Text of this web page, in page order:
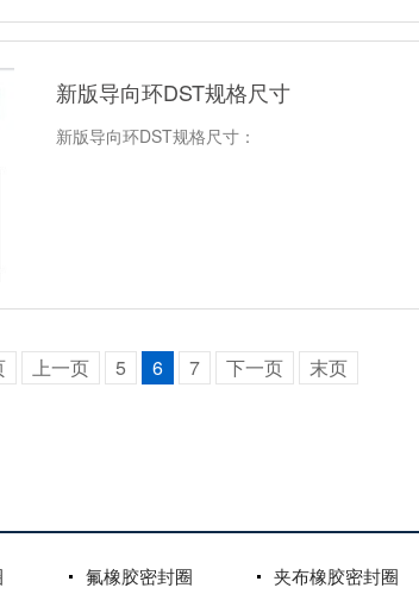
新版导向环DST规格尺寸
新版导向环DST规格尺寸：
上一页 5 6 7 下一页 末页
氟橡胶密封圈 夹布橡胶密封圈